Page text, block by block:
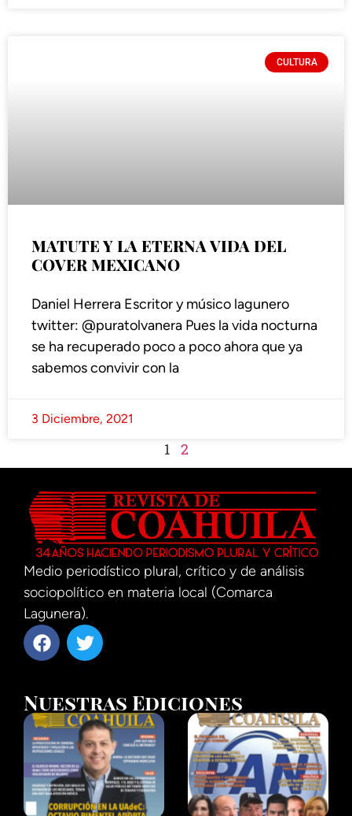
CULTURA
MATUTE Y LA ETERNA VIDA DEL
COVER MEXICANO
Daniel Herrera Escritor y músico lagunero
twitter: @puratolvanera Pues la vida nocturna
se ha recuperado poco a poco ahora que ya
sabemos convivir con la
3 Diciembre, 2021
1 2
Medio periodístico plural, crítico y de análisis
sociopolítico en materia local (Comarca
Lagunera).
Nuestras Ediciones